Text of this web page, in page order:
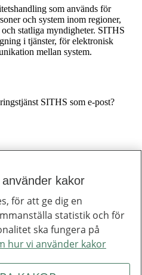
som används för
och system inom regioner,
statliga myndigheter. SITHS
i tjänster, för elektronisk
mellan system.
SITHS som e-post?
bidrar till att utveckla välfärden.
kakor
för att ge dig en
statistik och för
ska fungera på
hur vi använder kakor